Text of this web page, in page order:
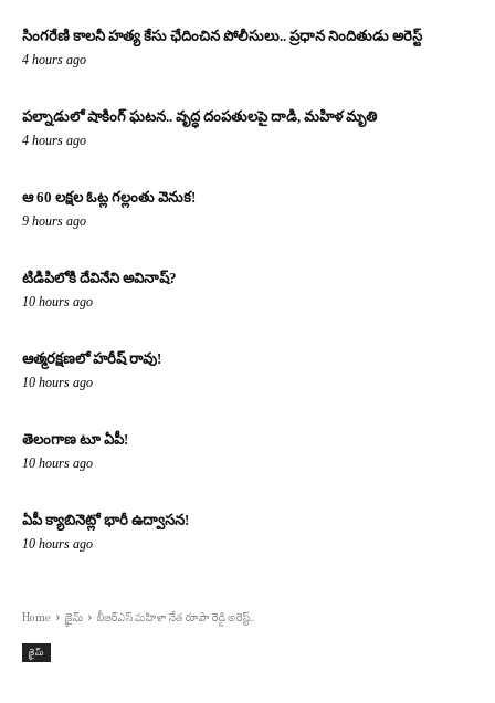
సింగరేణి కాలనీ హత్య కేసు ఛేదించిన పోలీసులు.. ప్రధాన నిందితుడు అరెస్ట్
4 hours ago
పల్నాడులో షాకింగ్ ఘటన.. వృద్ధ దంపతులపై దాడి, మహిళ మృతి
4 hours ago
ఆ 60 లక్షల ఓట్ల గల్లంతు వెనుక!
9 hours ago
టిడిపిలోకి దేవినేని అవినాష్?
10 hours ago
ఆత్మరక్షణలో హరీష్ రావు!
10 hours ago
తెలంగాణ టూ ఏపీ!
10 hours ago
ఏపీ క్యాబినెట్లో భారీ ఉద్వాసన!
10 hours ago